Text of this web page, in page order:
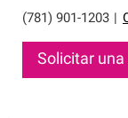
(781) 901-1203
Solicitar